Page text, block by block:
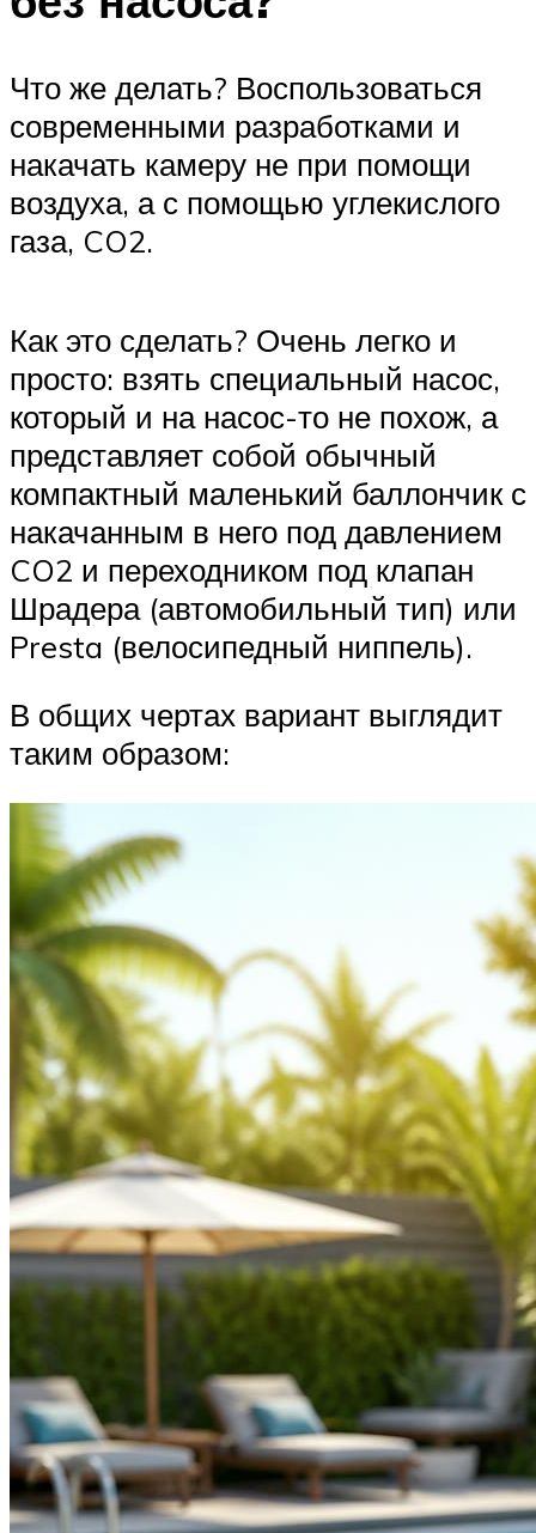
Что же делать? Воспользоваться
современными разработками и
накачать камеру не при помощи
воздуха, а с помощью углекислого
газа, CO2.
Как это сделать? Очень легко и
просто: взять специальный насос,
который и на насос-то не похож, а
представляет собой обычный
компактный маленький баллончик с
накачанным в него под давлением
CO2 и переходником под клапан
Шрадера (автомобильный тип) или
Presta (велосипедный ниппель).
В общих чертах вариант выглядит
таким образом: